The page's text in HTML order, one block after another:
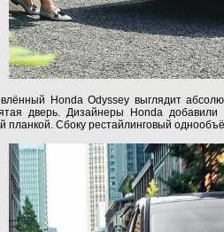
Honda Odyssey выглядит
дверь. Дизайнеры Honda
планкой. Сбоку рестайлинговый